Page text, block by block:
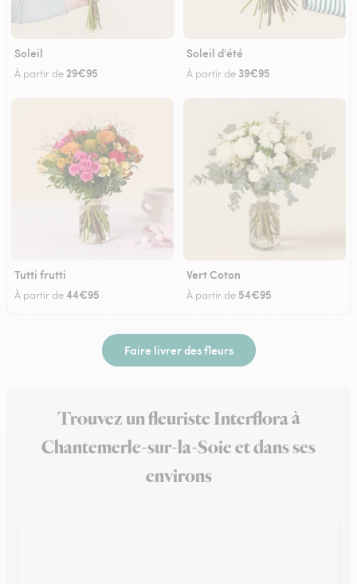
Soleil
À partir de29€95
Soleil d'été
À partir de 39€95
Tutti frutti
À partir de44€95
Vert Coton
À partir de 54€95
Faire livrer des fleurs
Trouvez un fleuriste Interflora à
Chantemerle-sur-la-Soie et dans ses
environs